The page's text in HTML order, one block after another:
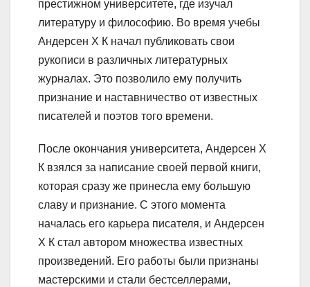
престижном университете, где изучал
литературу и философию. Во время учебы
Андерсен Х К начал публиковать свои
рукописи в различных литературных
журналах. Это позволило ему получить
признание и наставничество от известных
писателей и поэтов того времени.
После окончания университета, Андерсен Х
К взялся за написание своей первой книги,
которая сразу же принесла ему большую
славу и признание. С этого момента
началась его карьера писателя, и Андерсен
Х К стал автором множества известных
произведений. Его работы были признаны
мастерскими и стали бестселлерами,